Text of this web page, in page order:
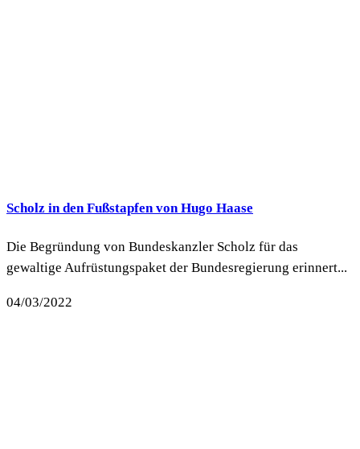
Scholz in den Fußstapfen von Hugo Haase
Die Begründung von Bundeskanzler Scholz für das
gewaltige Aufrüstungspaket der Bundesregierung erinnert...
04/03/2022